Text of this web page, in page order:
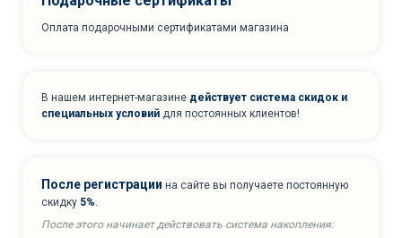
Оплата подарочными сертификатами магазина
В нашем интернет-магазине действует система скидок и
специальных условий для постоянных клиентов!
После регистрации на сайте вы получаете постоянную
скидку 5%.
После этого начинает действовать система накопления: